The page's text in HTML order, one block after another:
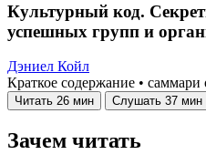
Культурный код.
успешных групп и
Дэниел Койл
Краткое содержание • саммари
Читать 26 мин Слушать 37 мин
Зачем читать